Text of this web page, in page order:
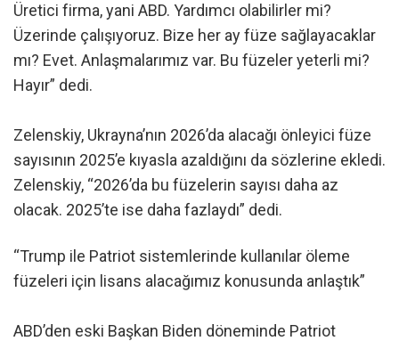
Üretici firma, yani ABD. Yardımcı olabilirler mi?
Üzerinde çalışıyoruz. Bize her ay füze sağlayacaklar
mı? Evet. Anlaşmalarımız var. Bu füzeler yeterli mi?
Hayır” dedi.
Zelenskiy, Ukrayna’nın 2026’da alacağı önleyici füze
sayısının 2025’e kıyasla azaldığını da sözlerine ekledi.
Zelenskiy, “2026’da bu füzelerin sayısı daha az
olacak. 2025’te ise daha fazlaydı” dedi.
“Trump ile Patriot sistemlerinde kullanılar öleme
füzeleri için lisans alacağımız konusunda anlaştık”
ABD’den eski Başkan Biden döneminde Patriot